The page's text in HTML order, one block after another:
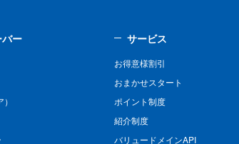
ー サービス
お得意様割引
おまかせスタート
ポイント制度
紹介制度
バリュードメインAPI